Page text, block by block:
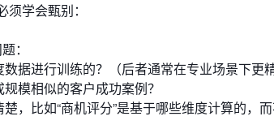
学会甄别：
：
据进行训练的？（后者通常在专业场景下更精
模相似的客户成功案例？
，比如“商机评分”是基于哪些维度计算的，